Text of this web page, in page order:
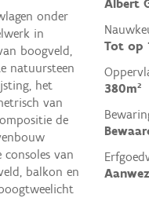
Albert
Tot op
380m²
onder
in
boogveld,
natuursteen
het
van
de
van
balkon en